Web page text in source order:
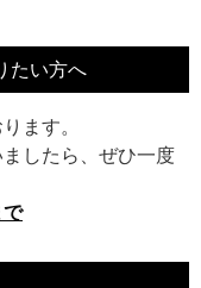
たい方へ
ます。
したら、ぜひ一度